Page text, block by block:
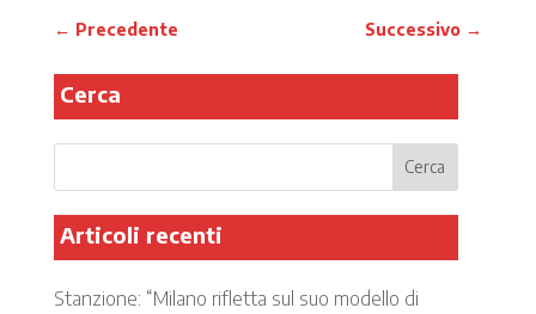
← Precedente Successivo →
Cerca
Articoli recenti
Stanzione: “Milano rifletta sul suo modello di